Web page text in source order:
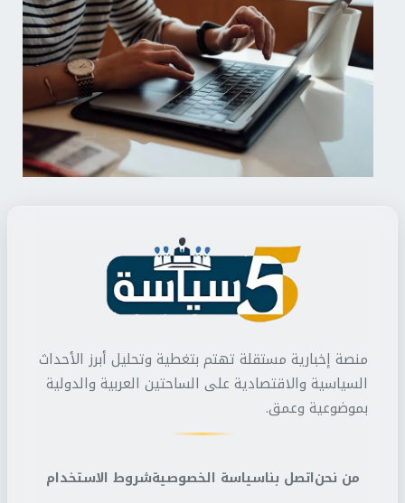
منصة إخبارية مستقلة تهتم بتغطية وتحليل أبرز الأحداث
السياسية والاقتصادية على الساحتين العربية والدولية
بموضوعية وعمق.
من نحناتصل بناسياسة الخصوصيةشروط الاستخدام